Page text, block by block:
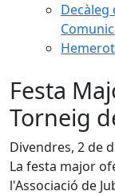
Decàleg
Festa
Torneig
Divendres, 2 de
La festa major
l'Associació de